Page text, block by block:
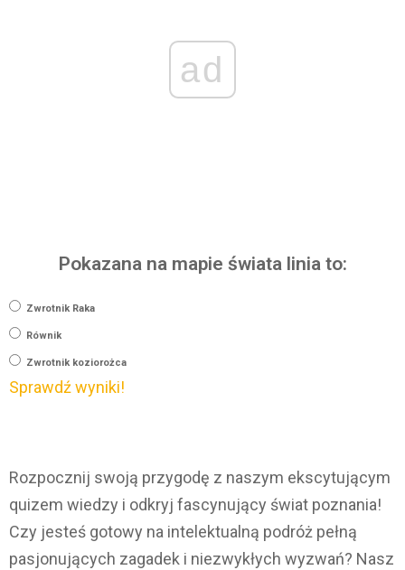
ad
Pokazana na mapie świata linia to:
Zwrotnik Raka
Równik
Zwrotnik koziorożca
Sprawdź wyniki!
Rozpocznij swoją przygodę z naszym ekscytującym
quizem wiedzy i odkryj fascynujący świat poznania!
Czy jesteś gotowy na intelektualną podróż pełną
pasjonujących zagadek i niezwykłych wyzwań? Nasz